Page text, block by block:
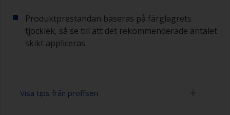
Produktprestandan baseras på färglagrets
tjocklek, så se till att det rekommenderade antalet
skikt appliceras.
Visa tips från proffsen